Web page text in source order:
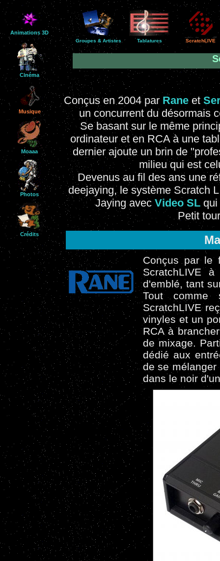
Animations 3D
Cinéma
Musique
Moaaa
Photos
Crédits
Groupes & Artistes Tablatures ScratchLIVE
Conçus en 2004 par Rane et
un concurrent du désormais
Se basant sur le même
ordinateur et en RCA à une
dernier ajoute un brin de
milieu qui est
Devenus au fil des ans une
deejaying, le système Scratch
Jaying avec Video SLqui
Petit
Conçus par le
ScratchLIVE
d'emblé, tant
Tout comme
ScratchLIVE
vinyles et un
RCA à
de mixage.
dédié aux
de se
dans le noir